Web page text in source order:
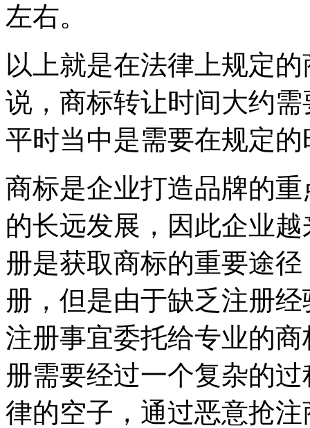
左右。
以上就是在法律上规定
说，商标转让时间大约
平时当中是需要在规定
商标是企业打造品牌的
的长远发展，因此企业
册是获取商标的重要途
册，但是由于缺乏注册
注册事宜委托给专业的
册需要经过一个复杂的
律的空子，通过恶意抢